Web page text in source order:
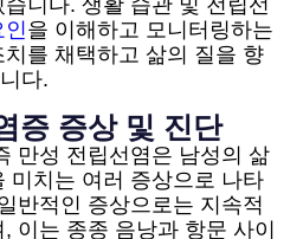
니다. 생활 습관 및 전립선
인을 이해하고 모니터링하는
를 채택하고 삶의 질을 향
다.
증 증상 및 진단
만성 전립선염은 남성의 삶
미치는 여러 증상으로 나타
반적인 증상으로는 지속적
이는 종종 음낭과 항문 사이